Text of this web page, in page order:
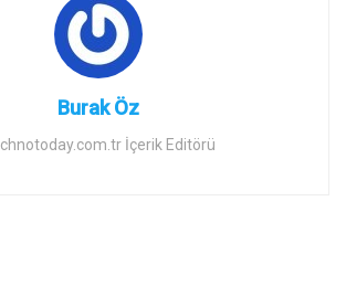
Burak Öz
İçerik Editörü